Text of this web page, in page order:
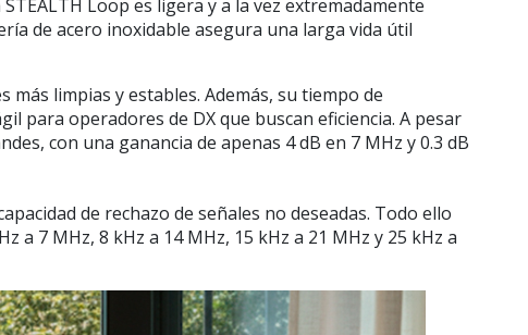
STEALTH Loop es ligera y a la vez extremadamente
de acero inoxidable asegura una larga vida útil
más limpias y estables. Además, su tiempo de
para operadores de DX que buscan eficiencia. A pesar
con una ganancia de apenas 4 dB en 7 MHz y 0.3 dB
de rechazo de señales no deseadas. Todo ello
a 7 MHz, 8 kHz a 14 MHz, 15 kHz a 21 MHz y 25 kHz a